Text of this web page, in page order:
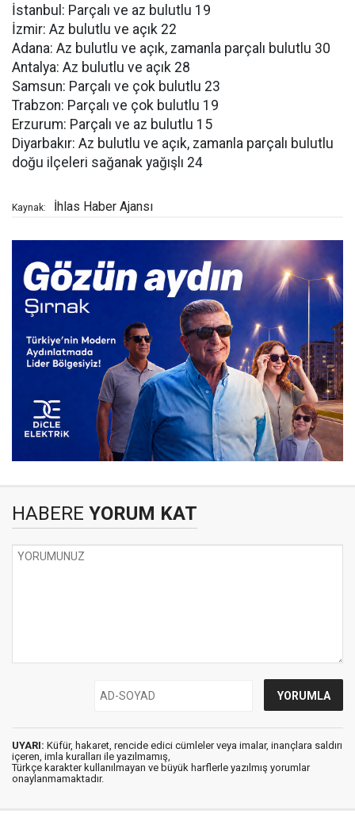
İstanbul: Parçalı ve az bulutlu 19
İzmir: Az bulutlu ve açık 22
Adana: Az bulutlu ve açık, zamanla parçalı bulutlu 30
Antalya: Az bulutlu ve açık 28
Samsun: Parçalı ve çok bulutlu 23
Trabzon: Parçalı ve çok bulutlu 19
Erzurum: Parçalı ve az bulutlu 15
Diyarbakır: Az bulutlu ve açık, zamanla parçalı bulutlu
doğu ilçeleri sağanak yağışlı 24
Kaynak: İhlas Haber Ajansı
HABERE YORUM KAT
UYARI: Küfür, hakaret, rencide edici cümleler veya imalar, inançlara saldırı
içeren, imla kuralları ile yazılmamış,
Türkçe karakter kullanılmayan ve büyük harflerle yazılmış yorumlar
onaylanmamaktadır.